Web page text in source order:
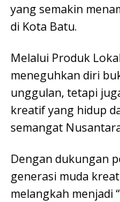
yang semakin
di Kota Batu.
Melalui Produk
meneguhkan diri
unggulan, tetapi
kreatif yang hidup
semangat
Dengan dukungan
generasi muda
melangkah menjadi